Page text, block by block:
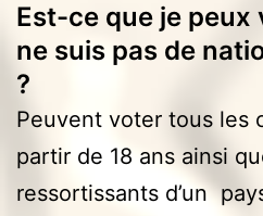
Est-ce que je peux
ne suis pas de
?
Peuvent voter tous les
partir de 18 ans ainsi
ressortissants d’un